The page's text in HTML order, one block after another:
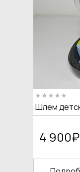
Шлем
4 900₽